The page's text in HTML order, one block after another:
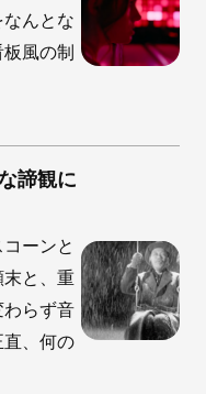
んとな
風の制
諦観に
ーンと
と、重
らず音
、何の